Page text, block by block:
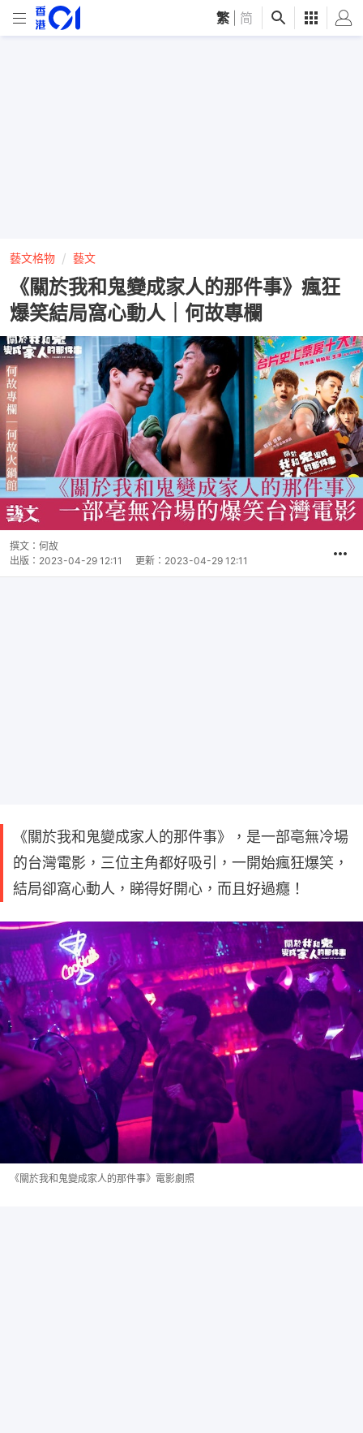
繁 简
藝文格物 藝文
《關於我和鬼變成家人的那件事》瘋狂
爆笑結局窩心動人｜何故專欄
撰文： 何故
出版： 2023-04-29 12:11 更新： 2023-04-29 12:11
《關於我和鬼變成家人的那件事》，是一部亳無冷場
的台灣電影，三位主角都好吸引，一開始瘋狂爆笑，
結局卻窩心動人，睇得好開心，而且好過癮！
《關於我和鬼變成家人的那件事》電影劇照